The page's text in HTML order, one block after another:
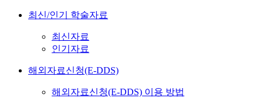
최신/인기 학술자료
최신자료
인기자료
해외자료신청(E-DDS)
해외자료신청(E-DDS) 이용 방법